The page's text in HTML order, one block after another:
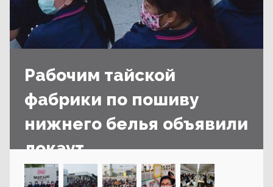
Рабочим тайской
фабрики по пошиву
нижнего белья объявили
локаут